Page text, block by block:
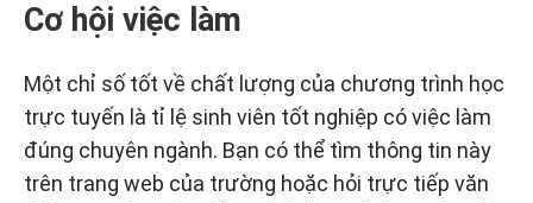
Cơ hội việc làm
Một chỉ số tốt về chất lượng của chương trình học
trực tuyến là tỉ lệ sinh viên tốt nghiệp có việc làm
đúng chuyên ngành. Bạn có thể tìm thông tin này
trên trang web của trường hoặc hỏi trực tiếp văn